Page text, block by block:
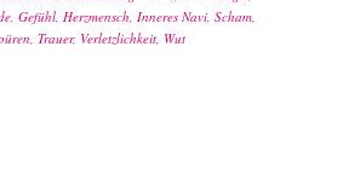
, Gefühl, Herzmensch, Inneres Navi, Scham,
, Trauer, Verletzlichkeit, Wut